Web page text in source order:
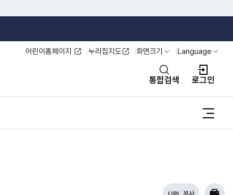
어린이홈페이지 누리집지도 화면크기열기 Language
열기
통합검색 로그인
사
URL 복사